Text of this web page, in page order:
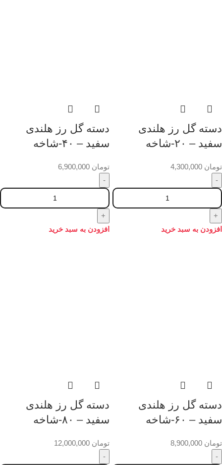
دسته گل رز هلندی
سفید – ۲۰-شاخه
تومان
افزودن به سبد خرید
دسته گل رز هلندی
سفید – ۴۰-شاخه
تومان
افزودن به سبد خرید
دسته گل رز هلندی
سفید – ۶۰-شاخه
تومان
دسته گل رز هلندی
سفید – ۸۰-شاخه
تومان